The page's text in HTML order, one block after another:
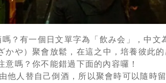
？有一個日文單字為「飲み会」，中文
かや）聚會放鬆，在這之中，培養彼此
意嗎？你不能錯過下面的內容囉！
他人替自己倒酒，所以聚會時可以隨時